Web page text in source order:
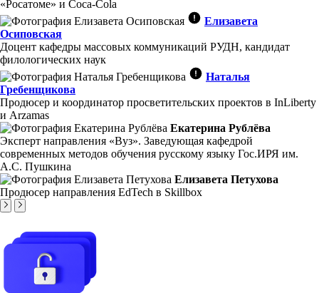
«Росатоме» и Coca-Cola
Елизавета
Осиповская
Доцент кафедры массовых коммуникаций РУДН, кандидат
филологических наук
Наталья
Гребенщикова
Продюсер и координатор просветительских проектов в InLiberty
и Arzamas
Екатерина Рублёва
Эксперт направления «Вуз». Заведующая кафедрой
современных методов обучения русскому языку Гос.ИРЯ им.
А.С. Пушкина
Елизавета Петухова
Продюсер направления EdTech в Skillbox